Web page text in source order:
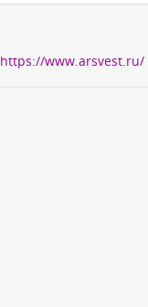
https://www.arsvest.ru/